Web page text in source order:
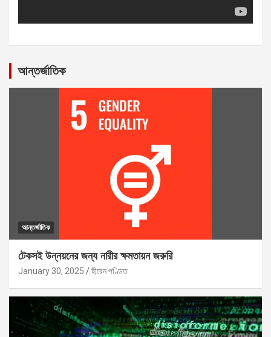
আন্তর্জাতিক
আন্তর্জাতিক
টেকসই উন্নয়নের জন্য নারীর ক্ষমতায়ন জরুরি
January 30, 2025 হীরেন পণ্ডিত